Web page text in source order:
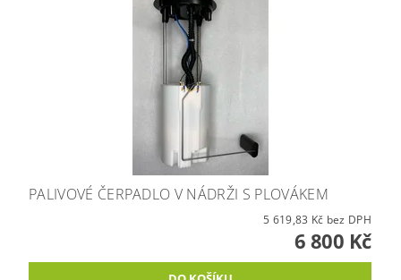
PALIVOVÉ ČERPADLO V NÁDRŽI S PLOVÁKEM
5 619,83 Kč bez DPH
6 800 Kč